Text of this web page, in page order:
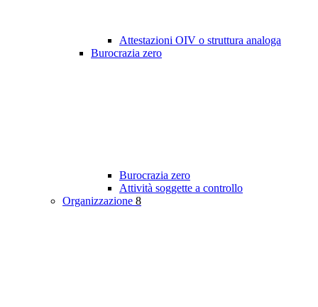
Attestazioni OIV o struttura analoga
Burocrazia zero
Burocrazia zero
Attività soggette a controllo
Organizzazione 8